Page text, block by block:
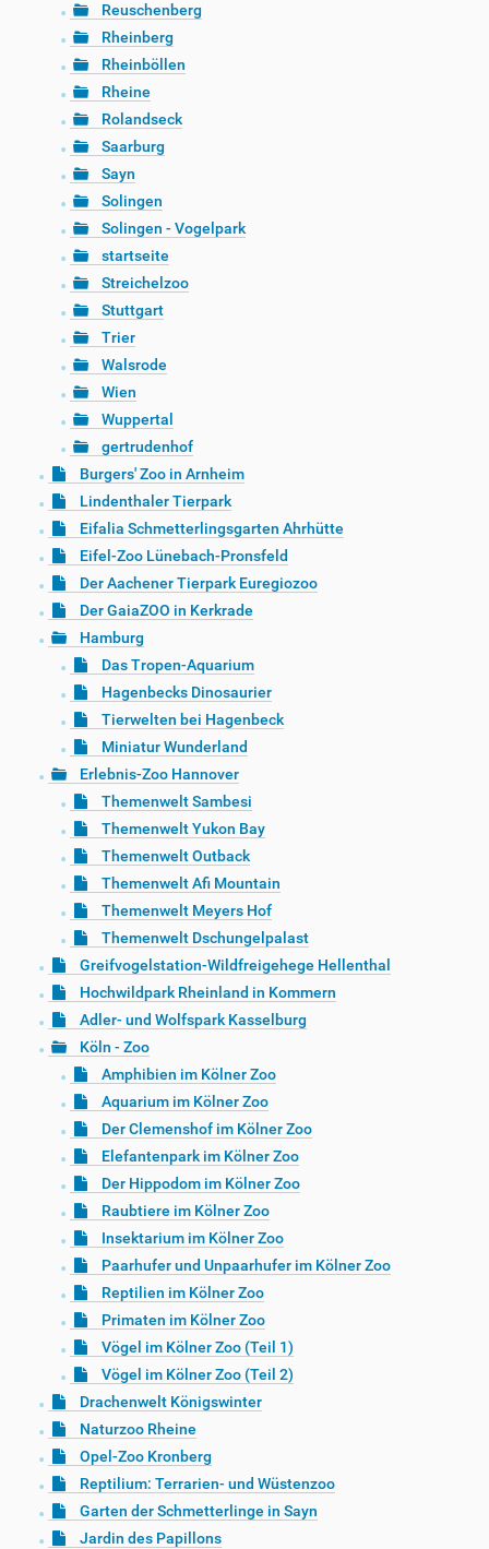
Reuschenberg
Rheinberg
Rheinböllen
Rheine
Rolandseck
Saarburg
Sayn
Solingen
Solingen - Vogelpark
startseite
Streichelzoo
Stuttgart
Trier
Walsrode
Wien
Wuppertal
gertrudenhof
Burgers' Zoo in Arnheim
Lindenthaler Tierpark
Eifalia Schmetterlingsgarten Ahrhütte
Eifel-Zoo Lünebach-Pronsfeld
Der Aachener Tierpark Euregiozoo
Der GaiaZOO in Kerkrade
Hamburg
Das Tropen-Aquarium
Hagenbecks Dinosaurier
Tierwelten bei Hagenbeck
Miniatur Wunderland
Erlebnis-Zoo Hannover
Themenwelt Sambesi
Themenwelt Yukon Bay
Themenwelt Outback
Themenwelt Afi Mountain
Themenwelt Meyers Hof
Themenwelt Dschungelpalast
Greifvogelstation-Wildfreigehege Hellenthal
Hochwildpark Rheinland in Kommern
Adler- und Wolfspark Kasselburg
Köln - Zoo
Amphibien im Kölner Zoo
Aquarium im Kölner Zoo
Der Clemenshof im Kölner Zoo
Elefantenpark im Kölner Zoo
Der Hippodom im Kölner Zoo
Raubtiere im Kölner Zoo
Insektarium im Kölner Zoo
Paarhufer und Unpaarhufer im Kölner Zoo
Reptilien im Kölner Zoo
Primaten im Kölner Zoo
Vögel im Kölner Zoo (Teil 1)
Vögel im Kölner Zoo (Teil 2)
Drachenwelt Königswinter
Naturzoo Rheine
Opel-Zoo Kronberg
Reptilium: Terrarien- und Wüstenzoo
Garten der Schmetterlinge in Sayn
Jardin des Papillons